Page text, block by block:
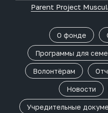
Parent Project
О фонде
Программы для
Волонтёрам
Новости
Учредительные